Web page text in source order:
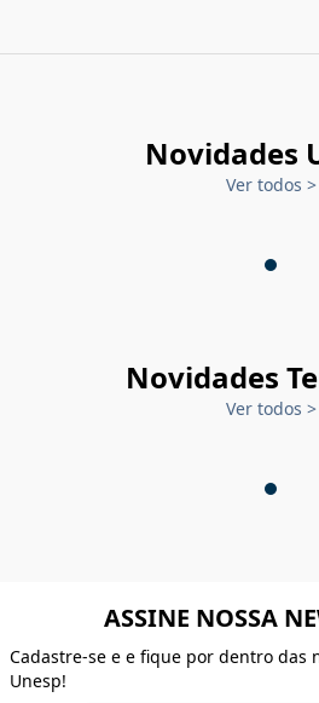
Novidades
Ver todos >
Novidades
Ver todos >
ASSINE NOSSA
Cadastre-se e e fique por dentro das
Unesp!